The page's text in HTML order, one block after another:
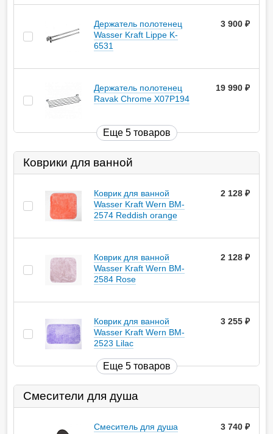
Держатель полотенец
Wasser Kraft Lippe K-
6531
3 900
Держатель полотенец
Ravak Chrome X07P194
19 990
Еще 5 товаров
Коврики для ванной
Коврик для ванной
Wasser Kraft Wern BM-
2574 Reddish orange
2 128
Коврик для ванной
Wasser Kraft Wern BM-
2584 Rose
2 128
Коврик для ванной
Wasser Kraft Wern BM-
2523 Lilac
3 255
Еще 5 товаров
Смесители для душа
Смеситель для душа
3 740